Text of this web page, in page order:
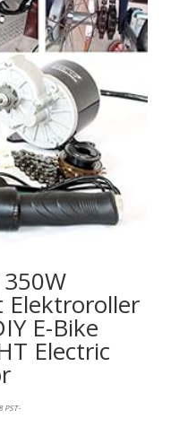
Elektroroller
E-Bike
Electric
PST-